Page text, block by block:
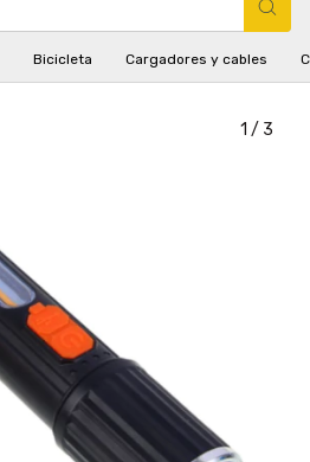
Bicicleta Cargadores y cables
1 / 3